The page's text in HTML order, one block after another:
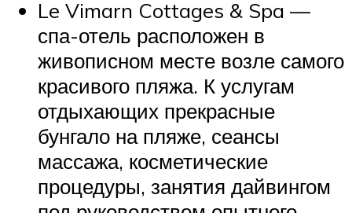
Le Vimarn Cottages & Spa —
спа-отель расположен в
живописном месте возле самого
красивого пляжа. К услугам
отдыхающих прекрасные
бунгало на пляже, сеансы
массажа, косметические
процедуры, занятия дайвингом